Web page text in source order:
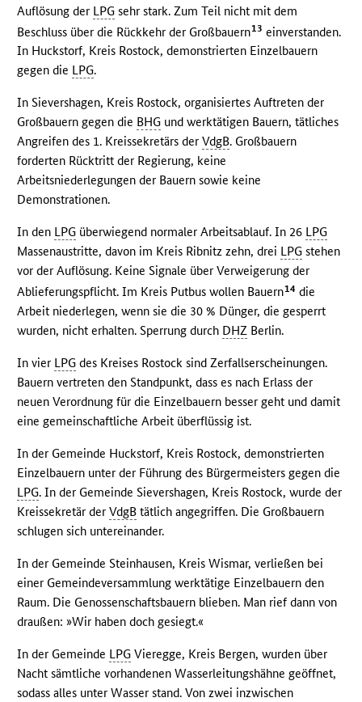
Auflösung der LPG sehr stark. Zum Teil nicht mit dem
Beschluss über die Rückkehr der Großbauern13 einverstanden.
In Huckstorf, Kreis Rostock, demonstrierten Einzelbauern
gegen die LPG.
In Sievershagen, Kreis Rostock, organisiertes Auftreten der
Großbauern gegen die BHG und werktätigen Bauern, tätliches
Angreifen des 1. Kreissekretärs derVdgB. Großbauern
forderten Rücktritt der Regierung, keine
Arbeitsniederlegungen der Bauern sowie keine
Demonstrationen.
In den LPG überwiegend normaler Arbeitsablauf. In 26 LPG
Massenaustritte, davon im Kreis Ribnitz zehn, drei LPG stehen
vor der Auflösung. Keine Signale über Verweigerung der
Ablieferungspflicht. Im Kreis Putbus wollen Bauern14 die
Arbeit niederlegen, wenn sie die 30 % Dünger, die gesperrt
wurden, nicht erhalten. Sperrung durch DHZ Berlin.
In vier LPG des Kreises Rostock sind Zerfallserscheinungen.
Bauern vertreten den Standpunkt, dass es nach Erlass der
neuen Verordnung für die Einzelbauern besser geht und damit
eine gemeinschaftliche Arbeit überflüssig ist.
In der Gemeinde Huckstorf, Kreis Rostock, demonstrierten
Einzelbauern unter der Führung des Bürgermeisters gegen die
LPG. In der Gemeinde Sievershagen, Kreis Rostock, wurde der
Kreissekretär derVdgB tätlich angegriffen. Die Großbauern
schlugen sich untereinander.
In der Gemeinde Steinhausen, Kreis Wismar, verließen bei
einer Gemeindeversammlung werktätige Einzelbauern den
Raum. Die Genossenschaftsbauern blieben. Man rief dann von
draußen: »Wir haben doch gesiegt.«
In der Gemeinde LPG Vieregge, Kreis Bergen, wurden über
Nacht sämtliche vorhandenen Wasserleitungshähne geöffnet,
sodass alles unter Wasser stand. Von zwei inzwischen